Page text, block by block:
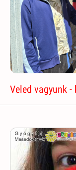
Veled vagyunk